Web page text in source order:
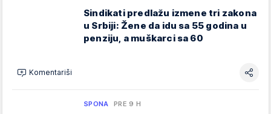
Sindikati predlažu izmene tri zakona
u Srbiji: Žene da idu sa 55 godina u
penziju, a muškarci sa 60
Komentariši
SPONA PRE 9 H